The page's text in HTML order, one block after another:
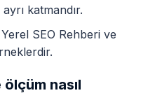
katmandır.
Yerel SEO Rehberi ve
nasıl